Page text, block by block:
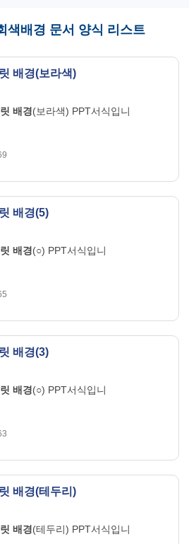
색배경 문서 양식 리스트
배경(보라색)
배경(보라색) PPT서식입니
배경(5)
배경(○) PPT서식입니
배경(3)
배경(○) PPT서식입니
배경(테두리)
배경(테두리) PPT서식입니